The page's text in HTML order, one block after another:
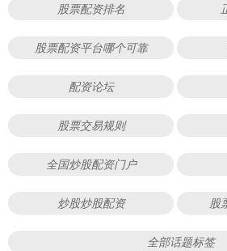
股票配资排名
股票配资平台哪个可靠
配资论坛
股票交易规则
全国炒股配资门户
炒股炒股配资 股
全部话题标签